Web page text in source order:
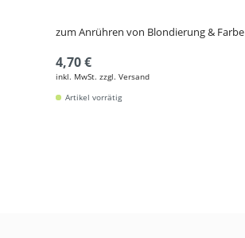
zum Anrühren von Blondierung & Farbe
4,70 €
inkl. MwSt. zzgl. Versand
Artikel vorrätig